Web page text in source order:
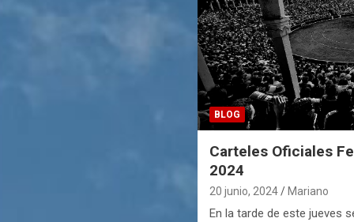
BLOG
Carteles Oficiales
2024
20 junio, 2024 Mariano
En la tarde de este jueves